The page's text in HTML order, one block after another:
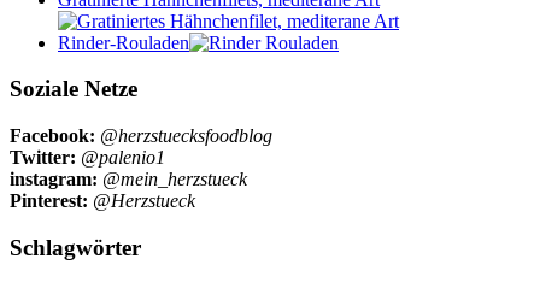
Rinder-Rouladen
Soziale Netze
Facebook: @herzstuecksfoodblog
Twitter: @palenio1
instagram: @mein_herzstueck
Pinterest: @Herzstueck
Schlagwörter